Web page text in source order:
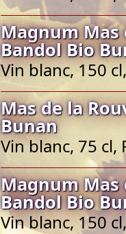
Magnum Mas
Bandol Bio
Vin blanc, 150
Mas de la
Bunan
Vin blanc, 75 cl,
Magnum Mas
Bandol Bio
Vin blanc, 150